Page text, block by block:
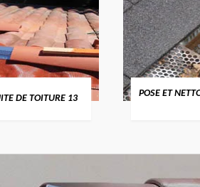
DE TOITURE 13
POSE ET